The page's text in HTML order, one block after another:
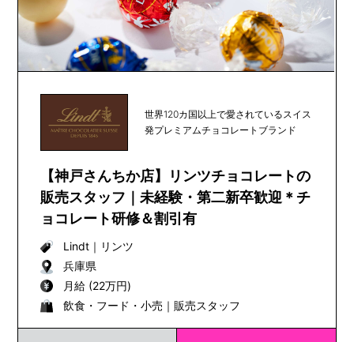
世界120カ国以上で愛されているスイス
発プレミアムチョコレートブランド
【神戸さんちか店】リンツチョコレートの
販売スタッフ｜未経験・第二新卒歓迎＊チ
ョコレート研修＆割引有
Lindt｜ リンツ
兵庫県
月給 (22万円)
飲食・フード・小売｜販売スタッフ